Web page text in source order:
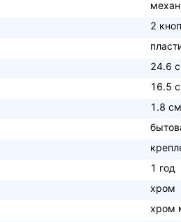
2
24.6
16.5
1.8 см
1 год
хром
хром